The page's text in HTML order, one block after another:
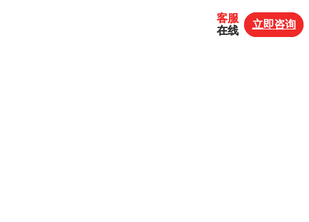
客服
在线
立即咨询
客服
在线
立即咨询